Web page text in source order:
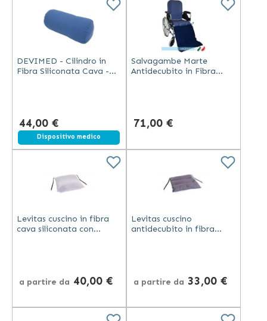
DEVIMED - Cilindro in
Fibra Siliconata Cava -
44,00 €
Dispositivo medico
Salvagambe Marte
Antidecubito in Fibra
71,00 €
Levitas cuscino in fibra
cava siliconata con
a partire da 40,00 €
Levitas cuscino
antidecubito in fibra
a partire da 33,00 €